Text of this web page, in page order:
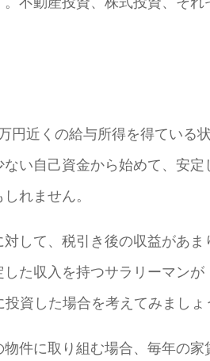
円近くの給与所得を得ている
い自己資金から始めて、安定
れません。
して、税引き後の収益があ
た収入を持つサラリーマンが
資した場合を考えてみましょ
件に取り組む場合、毎年の